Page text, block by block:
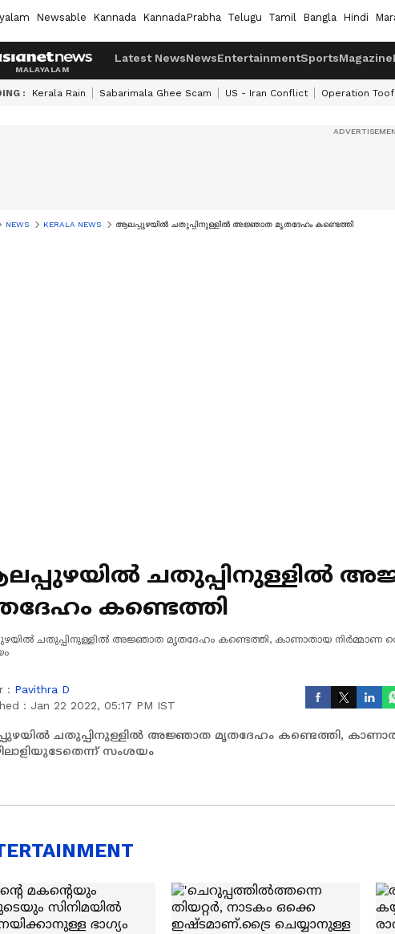
Newsable Kannada KannadaPrabha Telugu Tamil Bangla Hindi
Latest NewsNewsEntertainmentSportsMagazine
: Kerala Rain Sabarimala Ghee Scam US - Iran Conflict Operation
NEWS KERALA NEWS ആലപ്പുഴയില്‍ ചതുപ്പിനുള്ളില്‍ അജ്ഞാത മൃതദേഹം കണ്ടെത്തി
ചതുപ്പിനുള്ളില്‍
കണ്ടെത്തി
ചതുപ്പിനുള്ളില്‍ അജ്ഞാത മൃതദേഹം കണ്ടെത്തി, കാണാതായ നിര്‍മ്മാണ
: Pavithra D
: Jan 22 2022, 05:17 PM IST
ചതുപ്പിനുള്ളില്‍ അജ്ഞാത മൃതദേഹം കണ്ടെത്തി,
സംശയം